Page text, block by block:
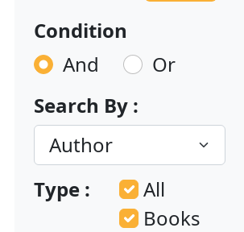
Condition
And
Or
Search By :
Type :
All
Books